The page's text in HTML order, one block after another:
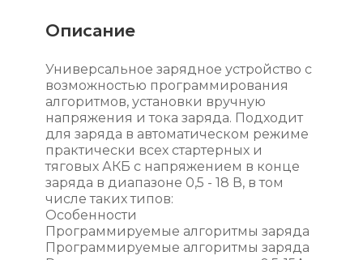
Описание
Универсальное зарядное устройство с
возможностью программирования
алгоритмов, установки вручную
напряжения и тока заряда. Подходит
для заряда в автоматическом режиме
практически всех стартерных и
тяговых АКБ с напряжением в конце
заряда в диапазоне 0,5 - 18 В, в том
числе таких типов:
Особенности
Программируемые алгоритмы заряда
Программируемые алгоритмы заряда